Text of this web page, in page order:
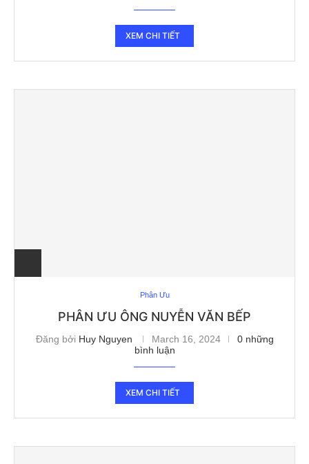
XEM CHI TIẾT
Phân Ưu
PHÂN ƯU ÔNG NUYỄN VĂN BẾP
Đăng bởi Huy Nguyen March 16, 2024
0 những
bình luận
XEM CHI TIẾT